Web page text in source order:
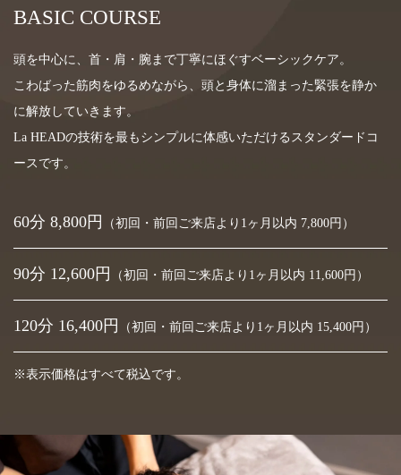
BASIC COURSE
頭を中心に、首・肩・腕まで丁寧にほぐすベーシックケア。
こわばった筋肉をゆるめながら、頭と身体に溜まった緊張を静か
に解放していきます。
La HEADの技術を最もシンプルに体感いただけるスタンダードコ
ースです。
60分 8,800円 （初回・前回ご来店より1ヶ月以内 7,800円）
90分 12,600円 （初回・前回ご来店より1ヶ月以内 11,600円）
120分 16,400円 （初回・前回ご来店より1ヶ月以内 15,400円）
※表示価格はすべて税込です。